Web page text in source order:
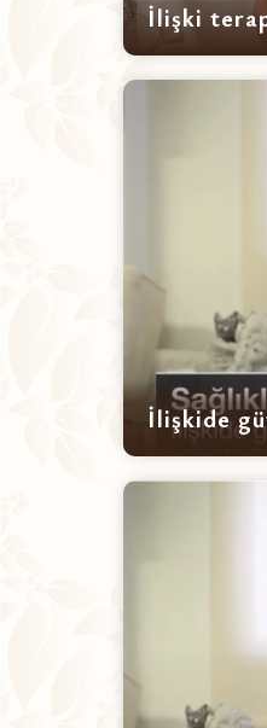
İlişki
İlişkide